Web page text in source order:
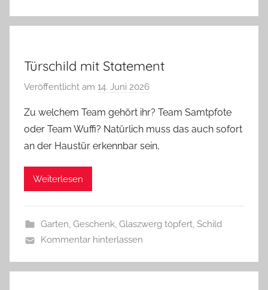
Türschild mit Statement
Veröffentlicht am 14. Juni 2026
n
G
l
e
Zu welchem Team gehört ihr? Team Samtpfote
oder Team Wuffi? Natürlich muss das auch sofort
an der Haustür erkennbar sein,
Weiterlesen
Garten, Geschenk, Glaszwerg töpfert, Schild
Kommentar hinterlassen